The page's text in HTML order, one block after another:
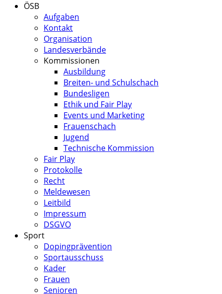
ÖSB
Aufgaben
Kontakt
Organisation
Landesverbände
Kommissionen
Ausbildung
Breiten- und Schulschach
Bundesligen
Ethik und Fair Play
Events und Marketing
Frauenschach
Jugend
Technische Kommission
Fair Play
Protokolle
Recht
Meldewesen
Leitbild
Impressum
DSGVO
Sport
Dopingprävention
Sportausschuss
Kader
Frauen
Senioren